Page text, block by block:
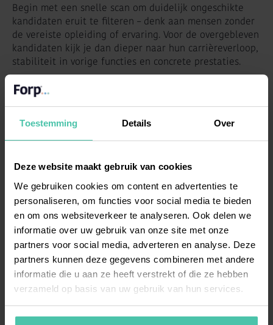
Toestemming Details Over
Deze website maakt gebruik van cookies
We gebruiken cookies om content en advertenties te
personaliseren, om functies voor social media te bieden
en om ons websiteverkeer te analyseren. Ook delen we
informatie over uw gebruik van onze site met onze
partners voor social media, adverteren en analyse. Deze
partners kunnen deze gegevens combineren met andere
informatie die u aan ze heeft verstrekt of die ze hebben
verzameld op basis van uw gebruik van hun services.
Begin met een snelle scan om duidelijk ongeschikte
kandidaten eruit te filteren – denk aan mensen zonder
de vereiste opleiding of ervaring. Voor de overgebleven
kandidaten kijk je dan dieper naar hun carrièreverloop,
stabiliteit in vorige functies en concrete prestaties.
Let op rode vlaggen zoals grote gaten in het CV zonder
verklaring, veel korte dienstverbanden of een
sollicitatiebrief vol spelfouten. Aan de andere kant zijn
positieve signalen: groei in verantwoordelijkheden,
relevante certificeringen en een brief die toont dat de
Hoe bereid je je voor op
sollicitatiegesprekken?
Bestudeer het CV grondig, bereid specifieke vragen
voor over ervaring en motivatie, en zorg voor een
rustige gespreksruimte. Maak een lijst met
standaardvragen en functiespecifieke vragen om alle
kandidaten eerlijk te kunnen vergelijken.